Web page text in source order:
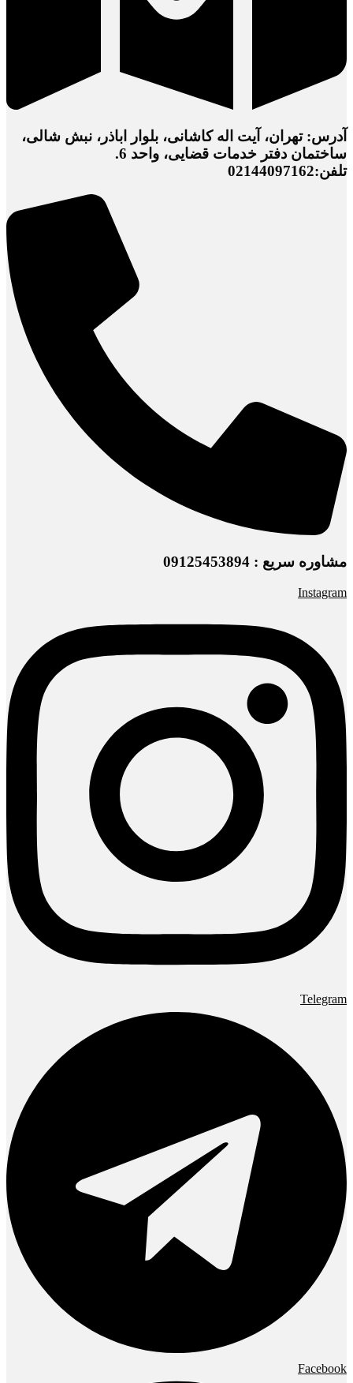
آدرس: تهران، آیت اله کاشانی، بلوار اباذر، نبش شالی،
ساختمان دفتر خدمات قضایی، واحد 6.
تلفن:02144097162
مشاوره سریع : 09125453894
Instagram
Telegram
Facebook